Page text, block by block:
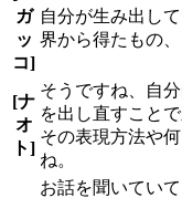
ガ
ッ
コ]
自分が生み出し
界から得たもの
[ナ
オ
ト]
そうですね、自
を出し直すこと
その表現方法や
ね。
お話を聞いてい